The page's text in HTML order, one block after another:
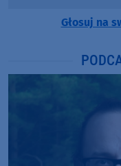
Głosuj na